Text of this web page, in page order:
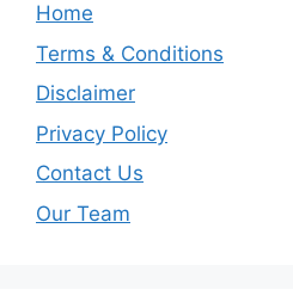
Home
Terms & Conditions
Disclaimer
Privacy Policy
Contact Us
Our Team